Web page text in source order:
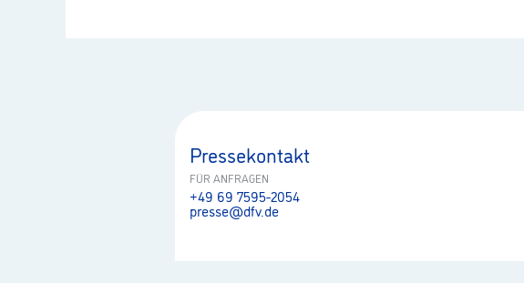
Pressekontakt
FÜR ANFRAGEN
+49 69 7595-2054
presse@dfv.de